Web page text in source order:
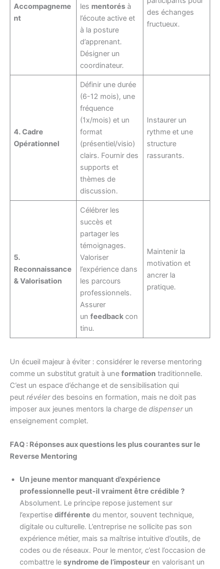
Accompagneme
nt
les mentorés à
l’écoute active et
à la posture
d’apprenant.
Désigner un
coordinateur.
des échanges
fructueux.
4. Cadre
Opérationnel
Définir une durée
(6-12 mois), une
fréquence
(1x/mois) et un
format
(présentiel/visio)
clairs. Fournir des
supports et
thèmes de
discussion.
Instaurer un
rythme et une
structure
rassurants.
5.
Reconnaissance
& Valorisation
Célébrer les
succès et
partager les
témoignages.
Valoriser
l’expérience dans
les parcours
professionnels.
Assurer
unfeedback con
tinu.
Maintenir la
motivation et
ancrer la
pratique.
Un écueil majeur à éviter : considérer le reverse mentoring
comme un substitut gratuit à une formation traditionnelle.
C’est un espace d’échange et de sensibilisation qui
peut révélerdes besoins en formation, mais ne doit pas
imposer aux jeunes mentors la charge de dispenserun
enseignement complet.
FAQ : Réponses aux questions les plus courantes sur le
Reverse Mentoring
Un jeune mentor manquant d’expérience
professionnelle peut-il vraiment être crédible ?
Absolument. Le principe repose justement sur
l’expertise différente du mentor, souvent technique,
digitale ou culturelle. L’entreprise ne sollicite pas son
expérience métier, mais sa maîtrise intuitive d’outils, de
codes ou de réseaux. Pour le mentor, c’est l’occasion de
combattre le syndrome de l’imposteur en valorisant un